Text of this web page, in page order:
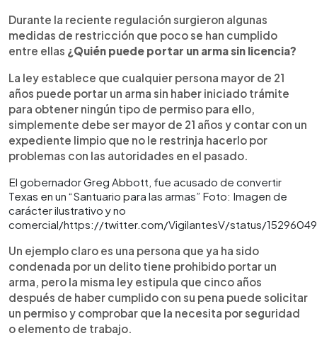
Durante la reciente regulación surgieron algunas
medidas de restricción que poco se han cumplido
entre ellas ¿Quién puede portar un arma sin licencia?
La ley establece que cualquier persona mayor de 21
años puede portar un arma sin haber iniciado trámite
para obtener ningún tipo de permiso para ello,
simplemente debe ser mayor de 21 años y contar con un
expediente limpio que no le restrinja hacerlo por
problemas con las autoridades en el pasado.
El gobernador Greg Abbott, fue acusado de convertir
Texas en un “Santuario para las armas” Foto: Imagen de
carácter ilustrativo y no
comercial/https://twitter.com/VigilantesV/status/
Un ejemplo claro es una persona que ya ha sido
condenada por un delito tiene prohibido portar un
arma, pero la misma ley estipula que cinco años
después de haber cumplido con su pena puede solicitar
un permiso y comprobar que la necesita por seguridad
o elemento de trabajo.